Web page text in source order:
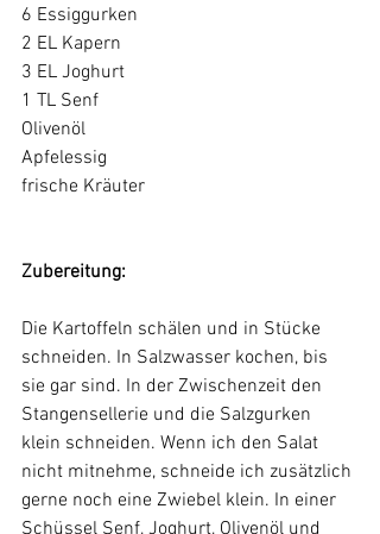
6 Essiggurken
2 EL Kapern
3 EL Joghurt
1 TL Senf
Olivenöl
Apfelessig
frische Kräuter
Zubereitung:
Die Kartoffeln schälen und in Stücke
schneiden. In Salzwasser kochen, bis
sie gar sind. In der Zwischenzeit den
Stangensellerie und die Salzgurken
klein schneiden. Wenn ich den Salat
nicht mitnehme, schneide ich zusätzlich
gerne noch eine Zwiebel klein. In einer
Schüssel Senf, Joghurt, Olivenöl und